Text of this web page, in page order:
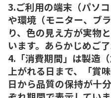
3.ご利用の端末（パソコ
や環境（モニター、ブ
り、色の見え方が実物
います。あらかじめご了
4.「消費期間」は製造
上がれる日まで、「賞
日から品質の保持が十